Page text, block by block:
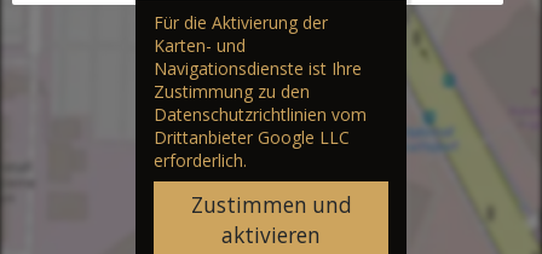
Für die Aktivierung der
Karten- und
Navigationsdienste ist Ihre
Zustimmung zu den
Datenschutzrichtlinien vom
Drittanbieter Google LLC
erforderlich.
Zustimmen und
aktivieren